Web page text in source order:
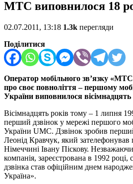
МТС виповнилося 18
02.07.2011, 13:18 1.3k перегляди
Поділитися
Оператор мобільного зв’язку
про своє повноліття – першому
України виповнилося вісімнадцять
Вісімнадцять років тому – 1 липня
перший дзвінок у мережі першого
України UMC. Дзвінок зробив
Леонід Кравчук, який зателефонував
Німеччині Івану Піскову.
компанія, зареєстрована в 1992
дзвінка став офіційним днем
Україна».